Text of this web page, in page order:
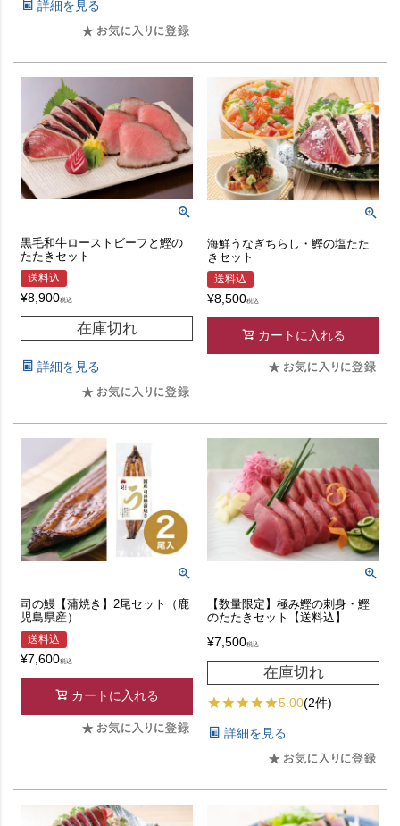
詳細を見る
黒毛和牛ローストビーフと鰹の
たたきセット
送料込
¥8,900税込
在庫切れ
詳細を見る
海鮮うなぎちらし・鰹の塩たた
きセット
送料込
¥8,500税込
カートに入れる
司の鰻【蒲焼き】2尾セット（鹿
児島県産）
送料込
¥7,600税込
カートに入れる
【数量限定】極み鰹の刺身・鰹
のたたきセット【送料込】
¥7,500税込
在庫切れ
5.00(2件)
詳細を見る